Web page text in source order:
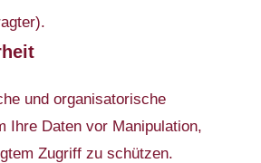
und organisatorische
Ihre Daten vor Manipulation,
Zugriff zu schützen.